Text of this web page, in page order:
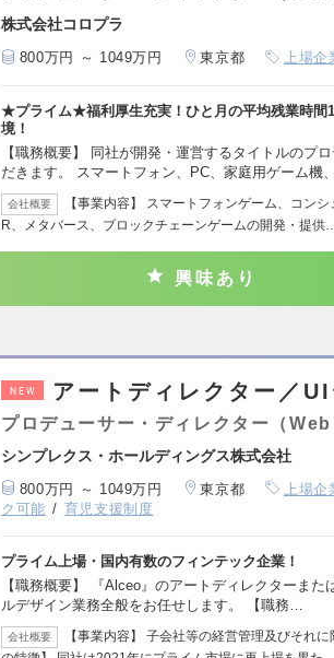
株式会社コロプラ
800万円 ～ 1049万円 東京都 上場企
★プライム★福利厚生充実！ひと月の平均残業時間
境！
【職務概要】 同社が開発・運営するタイトルのプ
だきます。 スマートフォン、PC、家庭用ゲーム機
会社概要
【事業内容】 スマートフォンゲーム、コン
R、メタバース、ブロックチェーンゲームの開発・提供…
興味あり
NEW アートディレクター／
プロデューサー・ディレクター（Web
シンプレクス・ホールディングス株式会社
800万円 ～ 1049万円 東京都 上場企
ク可能
育児支援制度
プライム上場・国内有数のフィンテック企業！
【職務概要】 『Alceo』のアートディレクターま
ルデザイン業務全般をお任せします。 【職務…
会社概要
【事業内容】 子会社等の経営管理及びそれ